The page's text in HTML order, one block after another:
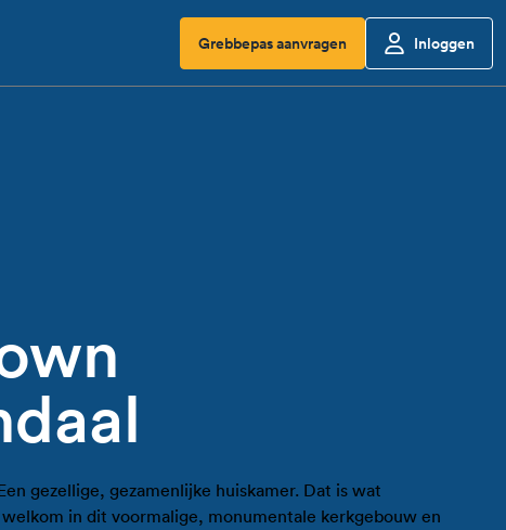
Grebbepas aanvragen Inloggen
gezellige, gezamenlijke huiskamer. Dat is wat
in dit voormalige, monumentale kerkgebouw en